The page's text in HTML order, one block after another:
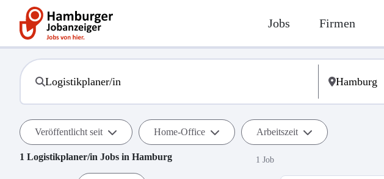
Jobs Firmen
Veröffentlicht seit Home-Office Arbeitszeit
1 Logistikplaner/in Jobs in Hamburg 1 Job